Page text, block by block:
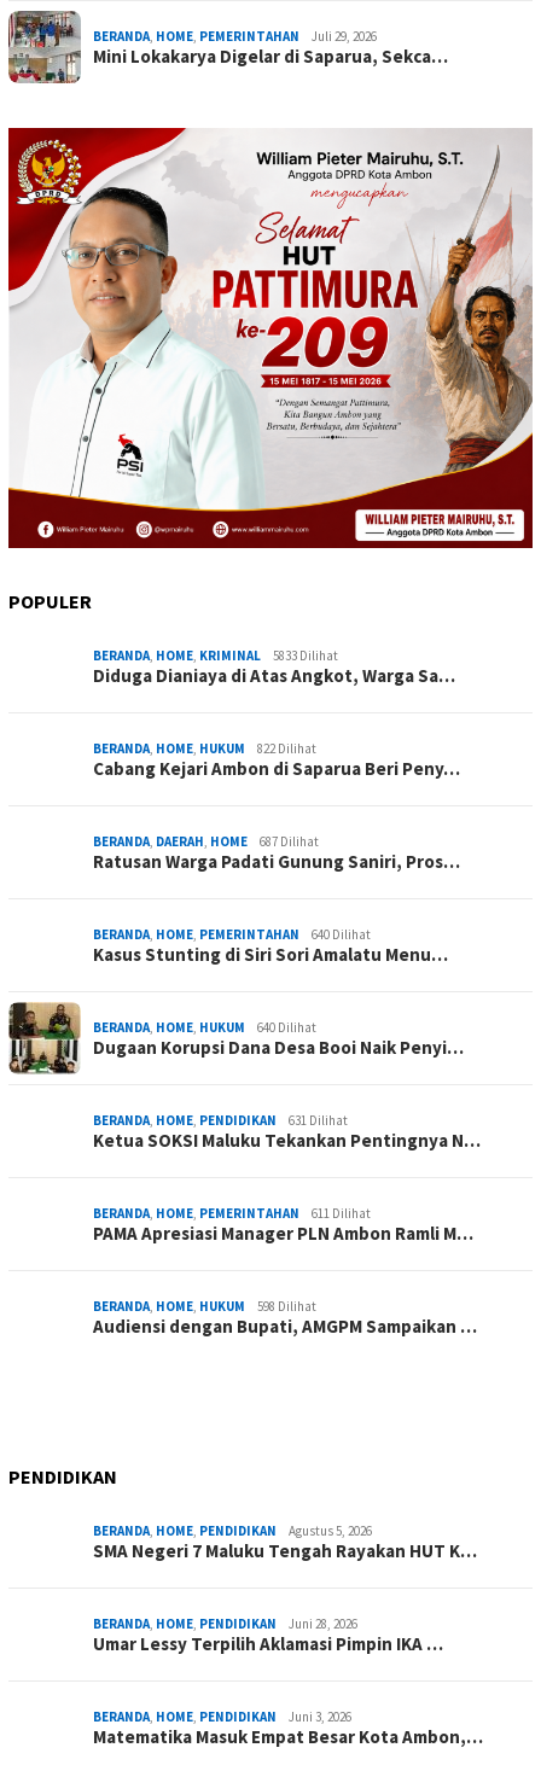
BERANDA, HOME, PEMERINTAHAN Juli 29, 2026
Mini Lokakarya Digelar di Saparua, Sekca…
POPULER
BERANDA, HOME, KRIMINAL 5833 Dilihat
Diduga Dianiaya di Atas Angkot, Warga Sa…
BERANDA, HOME, HUKUM 822 Dilihat
Cabang Kejari Ambon di Saparua Beri Peny…
BERANDA, DAERAH, HOME 687 Dilihat
Ratusan Warga Padati Gunung Saniri, Pros…
BERANDA, HOME, PEMERINTAHAN 640 Dilihat
Kasus Stunting di Siri Sori Amalatu Menu…
BERANDA, HOME, HUKUM 640 Dilihat
Dugaan Korupsi Dana Desa Booi Naik Penyi…
BERANDA, HOME, PENDIDIKAN 631 Dilihat
Ketua SOKSI Maluku Tekankan Pentingnya N…
BERANDA, HOME, PEMERINTAHAN 611 Dilihat
PAMA Apresiasi Manager PLN Ambon Ramli M…
BERANDA, HOME, HUKUM 598 Dilihat
Audiensi dengan Bupati, AMGPM Sampaikan …
PENDIDIKAN
BERANDA, HOME, PENDIDIKAN Agustus 5, 2026
SMA Negeri 7 Maluku Tengah Rayakan HUT K…
BERANDA, HOME, PENDIDIKAN Juni 28, 2026
Umar Lessy Terpilih Aklamasi Pimpin IKA …
BERANDA, HOME, PENDIDIKAN Juni 3, 2026
Matematika Masuk Empat Besar Kota Ambon,…